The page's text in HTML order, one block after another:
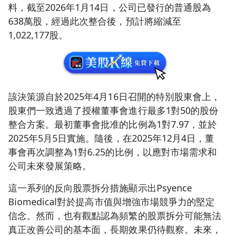
料，截至2026年1月14日，公司已發行的普通股為
638萬股，經過此次整合後，預計將縮減至
1,022,177股。
該決策源自於2025年4月16日召開的特別股東會上，
股東們一致透過了授權董事會進行最多1對50的股份
整合方案。最初董事會批准的比例為1對7.97，並於
2025年5月5日實施。隨後，在2025年12月4日，董
事會再次調整為1對6.25的比例，以應對市場需求和
公司未來發展策略。
這一系列的反向股票拆分措施顯示出Psyence
Biomedical對於提高市值與增強市場競爭力的堅定
信念。然而，也有觀點認為頻繁的股票拆分可能無法
真正改善公司的基本面，長期效果仍待觀察。未來，